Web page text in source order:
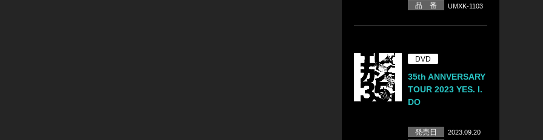
品 番 UMXK-1103
DVD
35th ANNVERSARY
TOUR 2023 YES. I.
DO
発売日 2023.09.20